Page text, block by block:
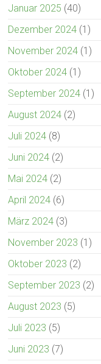
Januar 2025 (40)
Dezember 2024 (1)
November 2024 (1)
Oktober 2024 (1)
September 2024 (1)
August 2024 (2)
Juli 2024 (8)
Juni 2024 (2)
Mai 2024 (2)
April 2024 (6)
März 2024 (3)
November 2023 (1)
Oktober 2023 (2)
September 2023 (2)
August 2023 (5)
Juli 2023 (5)
Juni 2023 (7)